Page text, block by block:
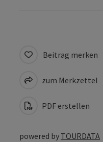
Beitrag merken
zum Merkzettel
PDF erstellen
powered by TOURDATA